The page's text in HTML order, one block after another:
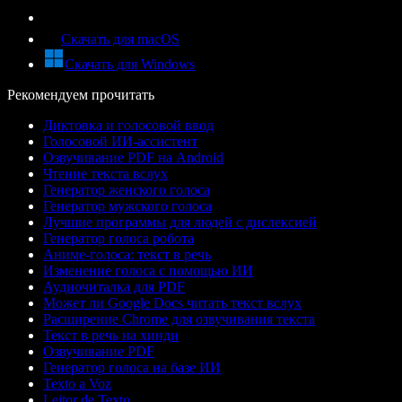
Скачать для macOS
Скачать для Windows
Рекомендуем прочитать
Диктовка и голосовой ввод
Голосовой ИИ-ассистент
Озвучивание PDF на Android
Чтение текста вслух
Генератор женского голоса
Генератор мужского голоса
Лучшие программы для людей с дислексией
Генератор голоса робота
Аниме-голоса: текст в речь
Изменение голоса с помощью ИИ
Аудиочиталка для PDF
Может ли Google Docs читать текст вслух
Расширение Chrome для озвучивания текста
Текст в речь на хинди
Озвучивание PDF
Генератор голоса на базе ИИ
Texto a Voz